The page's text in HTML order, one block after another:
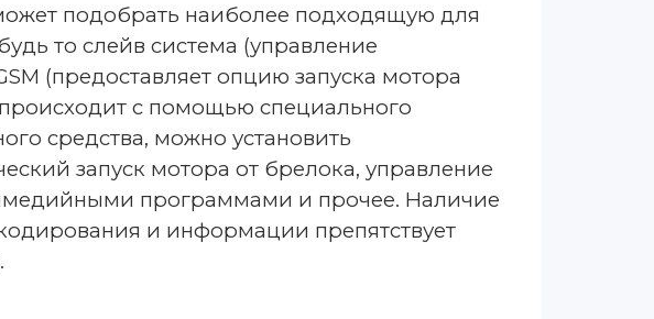
подобрать наиболее подходящую для
то слейв система (управление
(предоставляет опцию запуска мотора
с помощью специального
средства, можно установить
запуск мотора от брелока, управление
программами и прочее. Наличие
и информации препятствует